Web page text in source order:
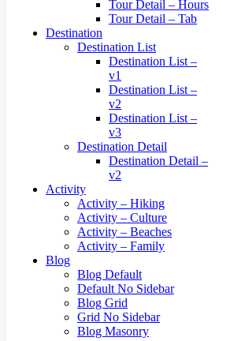
Tour Detail – Hours
Tour Detail – Tab
Destination
Destination List
Destination List –
v1
Destination List –
v2
Destination List –
v3
Destination Detail
Destination Detail –
v2
Activity
Activity – Hiking
Activity – Culture
Activity – Beaches
Activity – Family
Blog
Blog Default
Default No Sidebar
Blog Grid
Grid No Sidebar
Blog Masonry